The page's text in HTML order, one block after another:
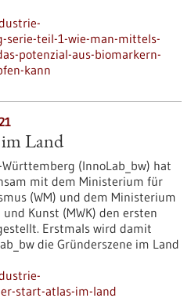
teil-1-wie-man-mittels-
potenzial-aus-biomarkern-
kann
Land
(InnoLab_bw) hat
mit dem Ministerium für
(WM) und dem Ministerium
Kunst (MWK) den ersten
Erstmals wird damit
die Gründerszene im Land
start-atlas-im-land